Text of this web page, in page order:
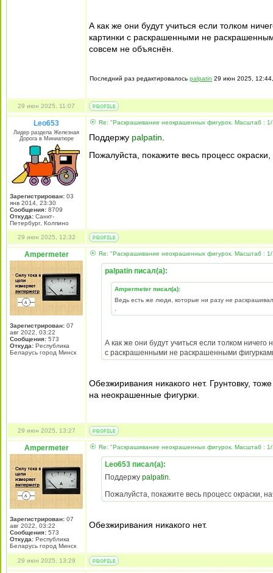
А как же они будут учиться если толком
картинки с раскрашенными не
совсем не объяснён.
Последний раз редактировалось palpatin 29 июн 2025, 12:44,
29 июн 2025, 11:07
Leo653
Лидер раздела Железная
Дорога в Миниатюре
Зарегистрирован: 03
янв 2014, 23:30
Сообщения: 8709
Откуда: Санкт-
Петербург, Колпино
Re: "Раскрашивание неокрашенных фигурок. Масштаб :
Поддержу palpatin
Пожалуйста, покажите весь процесс
29 июн 2025, 12:32
Ampermeter
Зарегистрирован: 07
авг 2022, 03:22
Сообщения: 573
Откуда: Республика
Беларусь город Минск
Re: "Раскрашивание неокрашенных фигурок. Масштаб :
palpatin писал(а):
Ampermeter писал(а):
Ведь есть же люди, которые ни разу не
А как же они будут учиться если толком
с раскрашенными не раскрашенными
Обезжиривания никакого нет. Грунтовку,
на неокрашенные фигурки.
29 июн 2025, 13:27
Ampermeter
Зарегистрирован: 07
авг 2022, 03:22
Сообщения: 573
Откуда: Республика
Беларусь город Минск
Re: "Раскрашивание неокрашенных фигурок. Масштаб :
Leo653 писал(а):
Поддержу palpatin.
Пожалуйста, покажите весь процесс окраски,
Обезжиривания никакого нет.
29 июн 2025, 13:29